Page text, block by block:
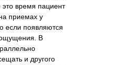
это время пациент
приемах у
если появляются
ощущения. В
и другого